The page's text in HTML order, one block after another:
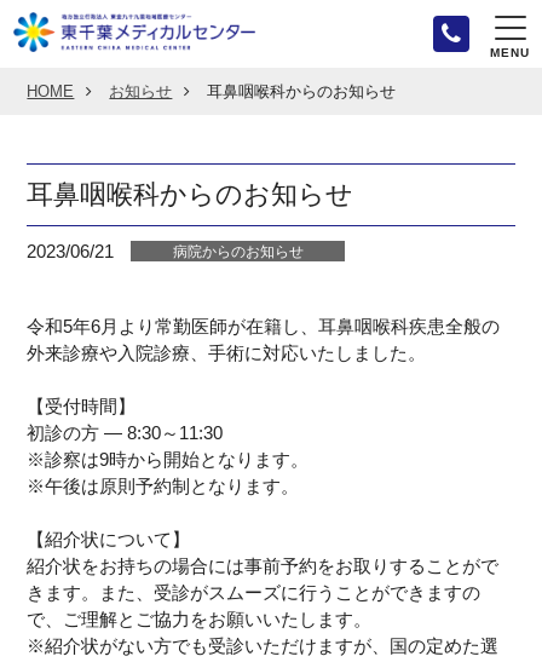
MENU
HOME お知らせ 耳鼻咽喉科からのお知らせ
耳鼻咽喉科からのお知らせ
2023/06/21 病院からのお知らせ
令和5年6月より常勤医師が在籍し、耳鼻咽喉科疾患全般の
外来診療や入院診療、手術に対応いたしました。
【受付時間】
初診の方 ― 8:30～11:30
※診察は9時から開始となります。
※午後は原則予約制となります。
【紹介状について】
紹介状をお持ちの場合には事前予約をお取りすることがで
きます。また、受診がスムーズに行うことができますの
で、ご理解とご協力をお願いいたします。
※紹介状がない方でも受診いただけますが、国の定めた選